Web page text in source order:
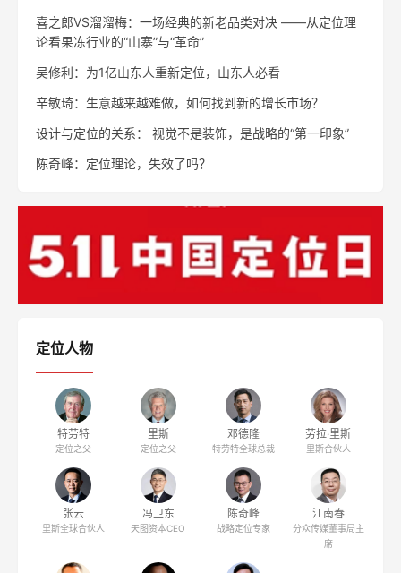
喜之郎VS溜溜梅：一场经典的新老品类对决 ——从定位理
论看果冻行业的“山寨”与“革命”
吴修利：为1亿山东人重新定位，山东人必看
辛敏琦：生意越来越难做，如何找到新的增长市场？
设计与定位的关系： 视觉不是装饰，是战略的“第一印象”
陈奇峰：定位理论，失效了吗？
定位人物
特劳特
定位之父
里斯
定位之父
邓德隆
特劳特全球总裁
劳拉·里斯
里斯合伙人
张云
里斯全球合伙人
冯卫东
天图资本CEO
陈奇峰
战略定位专家
江南春
分众传媒董事局主
席